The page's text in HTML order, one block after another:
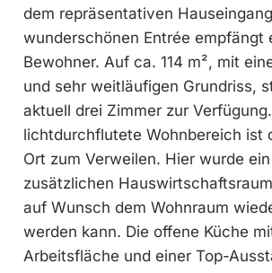
dem repräsentativen
wunderschönen Entrée empfängt
Bewohner. Auf ca. 114 m², mit
und sehr weitläufigen Grundriss,
aktuell drei Zimmer zur
lichtdurchflutete Wohnbereich ist
Ort zum Verweilen. Hier wurde
zusätzlichen
auf Wunsch dem Wohnraum
werden kann. Die offene Küche
Arbeitsfläche und einer Top-